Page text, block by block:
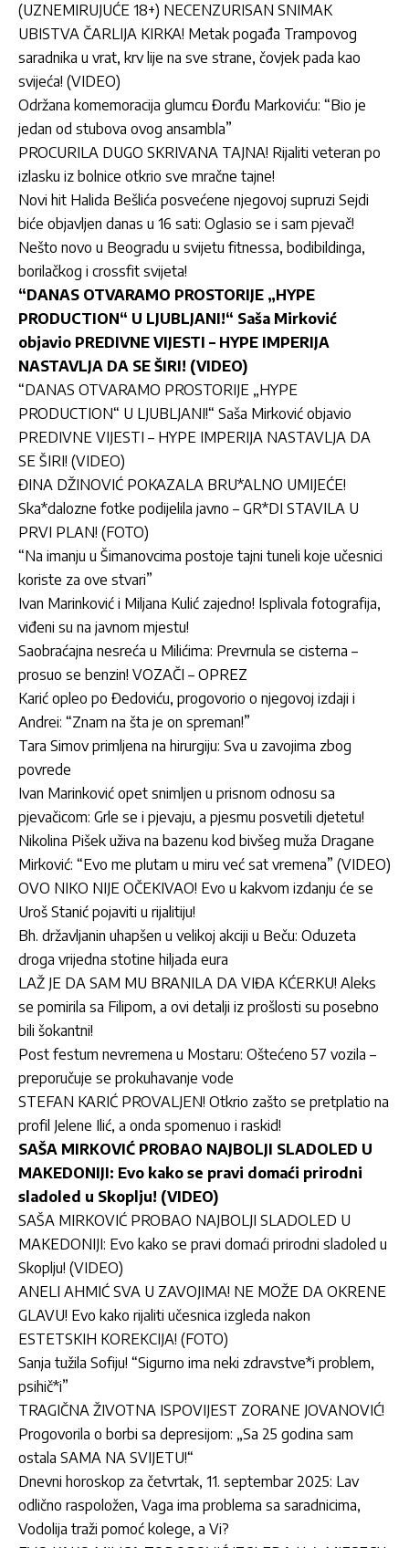
(UZNEMIRUJUĆE 18+) NECENZURISAN SNIMAK
UBISTVA ČARLIJA KIRKA! Metak pogađa Trampovog
saradnika u vrat, krv lije na sve strane, čovjek pada kao
svijeća! (VIDEO)
Održana komemoracija glumcu Đorđu Markoviću: “Bio je
jedan od stubova ovog ansambla”
PROCURILA DUGO SKRIVANA TAJNA! Rijaliti veteran po
izlasku iz bolnice otkrio sve mračne tajne!
Novi hit Halida Bešlića posvećene njegovoj supruzi Sejdi
biće objavljen danas u 16 sati: Oglasio se i sam pjevač!
Nešto novo u Beogradu u svijetu fitnessa, bodibildinga,
borilačkog i crossfit svijeta!
“DANAS OTVARAMO PROSTORIJE „HYPE
PRODUCTION“ U LJUBLJANI!“ Saša Mirković
objavio PREDIVNE VIJESTI – HYPE IMPERIJA
NASTAVLJA DA SE ŠIRI! (VIDEO)
“DANAS OTVARAMO PROSTORIJE „HYPE
PRODUCTION“ U LJUBLJANI!“ Saša Mirković objavio
PREDIVNE VIJESTI – HYPE IMPERIJA NASTAVLJA DA
SE ŠIRI! (VIDEO)
ĐINA DŽINOVIĆ POKAZALA BRU*ALNO UMIJEĆE!
Ska*dalozne fotke podijelila javno – GR*DI STAVILA U
PRVI PLAN! (FOTO)
“Na imanju u Šimanovcima postoje tajni tuneli koje učesnici
koriste za ove stvari”
Ivan Marinković i Miljana Kulić zajedno! Isplivala fotografija,
viđeni su na javnom mjestu!
Saobraćajna nesreća u Milićima: Prevrnula se cisterna –
prosuo se benzin! VOZAČI – OPREZ
Karić opleo po Đedoviću, progovorio o njegovoj izdaji i
Andrei: “Znam na šta je on spreman!”
Tara Simov primljena na hirurgiju: Sva u zavojima zbog
povrede
Ivan Marinković opet snimljen u prisnom odnosu sa
pjevačicom: Grle se i pjevaju, a pjesmu posvetili djetetu!
Nikolina Pišek uživa na bazenu kod bivšeg muža Dragane
Mirković: “Evo me plutam u miru već sat vremena” (VIDEO)
OVO NIKO NIJE OČEKIVAO! Evo u kakvom izdanju će se
Uroš Stanić pojaviti u rijalitiju!
Bh. državljanin uhapšen u velikoj akciji u Beču: Oduzeta
droga vrijedna stotine hiljada eura
LAŽ JE DA SAM MU BRANILA DA VIĐA KĆERKU! Aleks
se pomirila sa Filipom, a ovi detalji iz prošlosti su posebno
bili šokantni!
Post festum nevremena u Mostaru: Oštećeno 57 vozila –
preporučuje se prokuhavanje vode
STEFAN KARIĆ PROVALJEN! Otkrio zašto se pretplatio na
profil Jelene Ilić, a onda spomenuo i raskid!
SAŠA MIRKOVIĆ PROBAO NAJBOLJI SLADOLED U
MAKEDONIJI: Evo kako se pravi domaći prirodni
sladoled u Skoplju! (VIDEO)
SAŠA MIRKOVIĆ PROBAO NAJBOLJI SLADOLED U
MAKEDONIJI: Evo kako se pravi domaći prirodni sladoled u
Skoplju! (VIDEO)
ANELI AHMIĆ SVA U ZAVOJIMA! NE MOŽE DA OKRENE
GLAVU! Evo kako rijaliti učesnica izgleda nakon
ESTETSKIH KOREKCIJA! (FOTO)
Sanja tužila Sofiju! “Sigurno ima neki zdravstve*i problem,
psihič*i”
TRAGIČNA ŽIVOTNA ISPOVIJEST ZORANE JOVANOVIĆ!
Progovorila o borbi sa depresijom: „Sa 25 godina sam
ostala SAMA NA SVIJETU!“
Dnevni horoskop za četvrtak, 11. septembar 2025: Lav
odlično raspoložen, Vaga ima problema sa saradnicima,
Vodolija traži pomoć kolege, a Vi?